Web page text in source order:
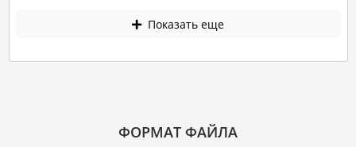
Показать еще
ФОРМАТ ФАЙЛА